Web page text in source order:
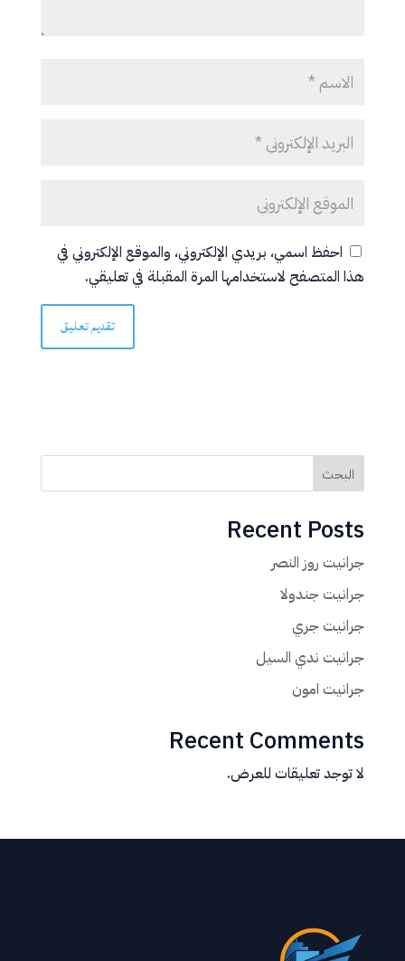
احفظ اسمي، بريدي الإلكتروني، والموقع الإلكتروني في
هذا المتصفح لاستخدامها المرة المقبلة في تعليقي.
البحث
Recent Posts
جرانيت روز النصر
جرانيت جندولا
جرانيت جري
جرانيت ندي السيل
جرانيت امون
Recent Comments
لا توجد تعليقات للعرض.